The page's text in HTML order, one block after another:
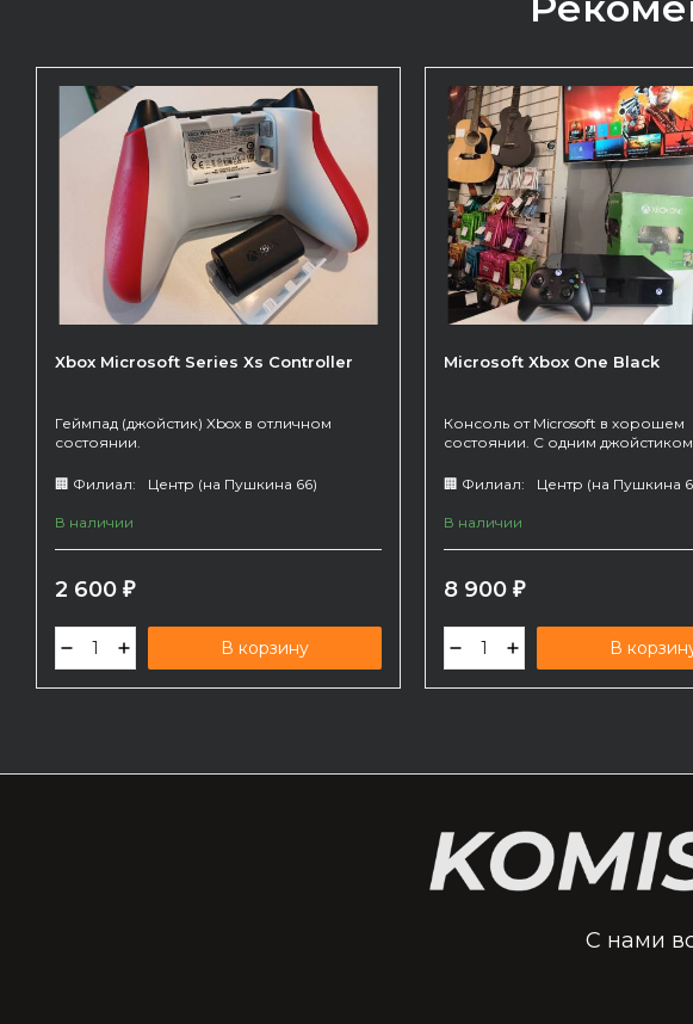
Xbox Microsoft Series Xs Controller
Геймпад (джойстик) Xbox в отличном
состоянии.
🏢 Филиал: Центр (на Пушкина 66)
В наличии
2 600 ₽
В корзину
Microsoft Xbox One Black
Консоль от Microsoft в хорошем
состоянии. С одним
🏢 Филиал:
Центр (на Пушкина
В наличии
8 900 ₽
В
С нами